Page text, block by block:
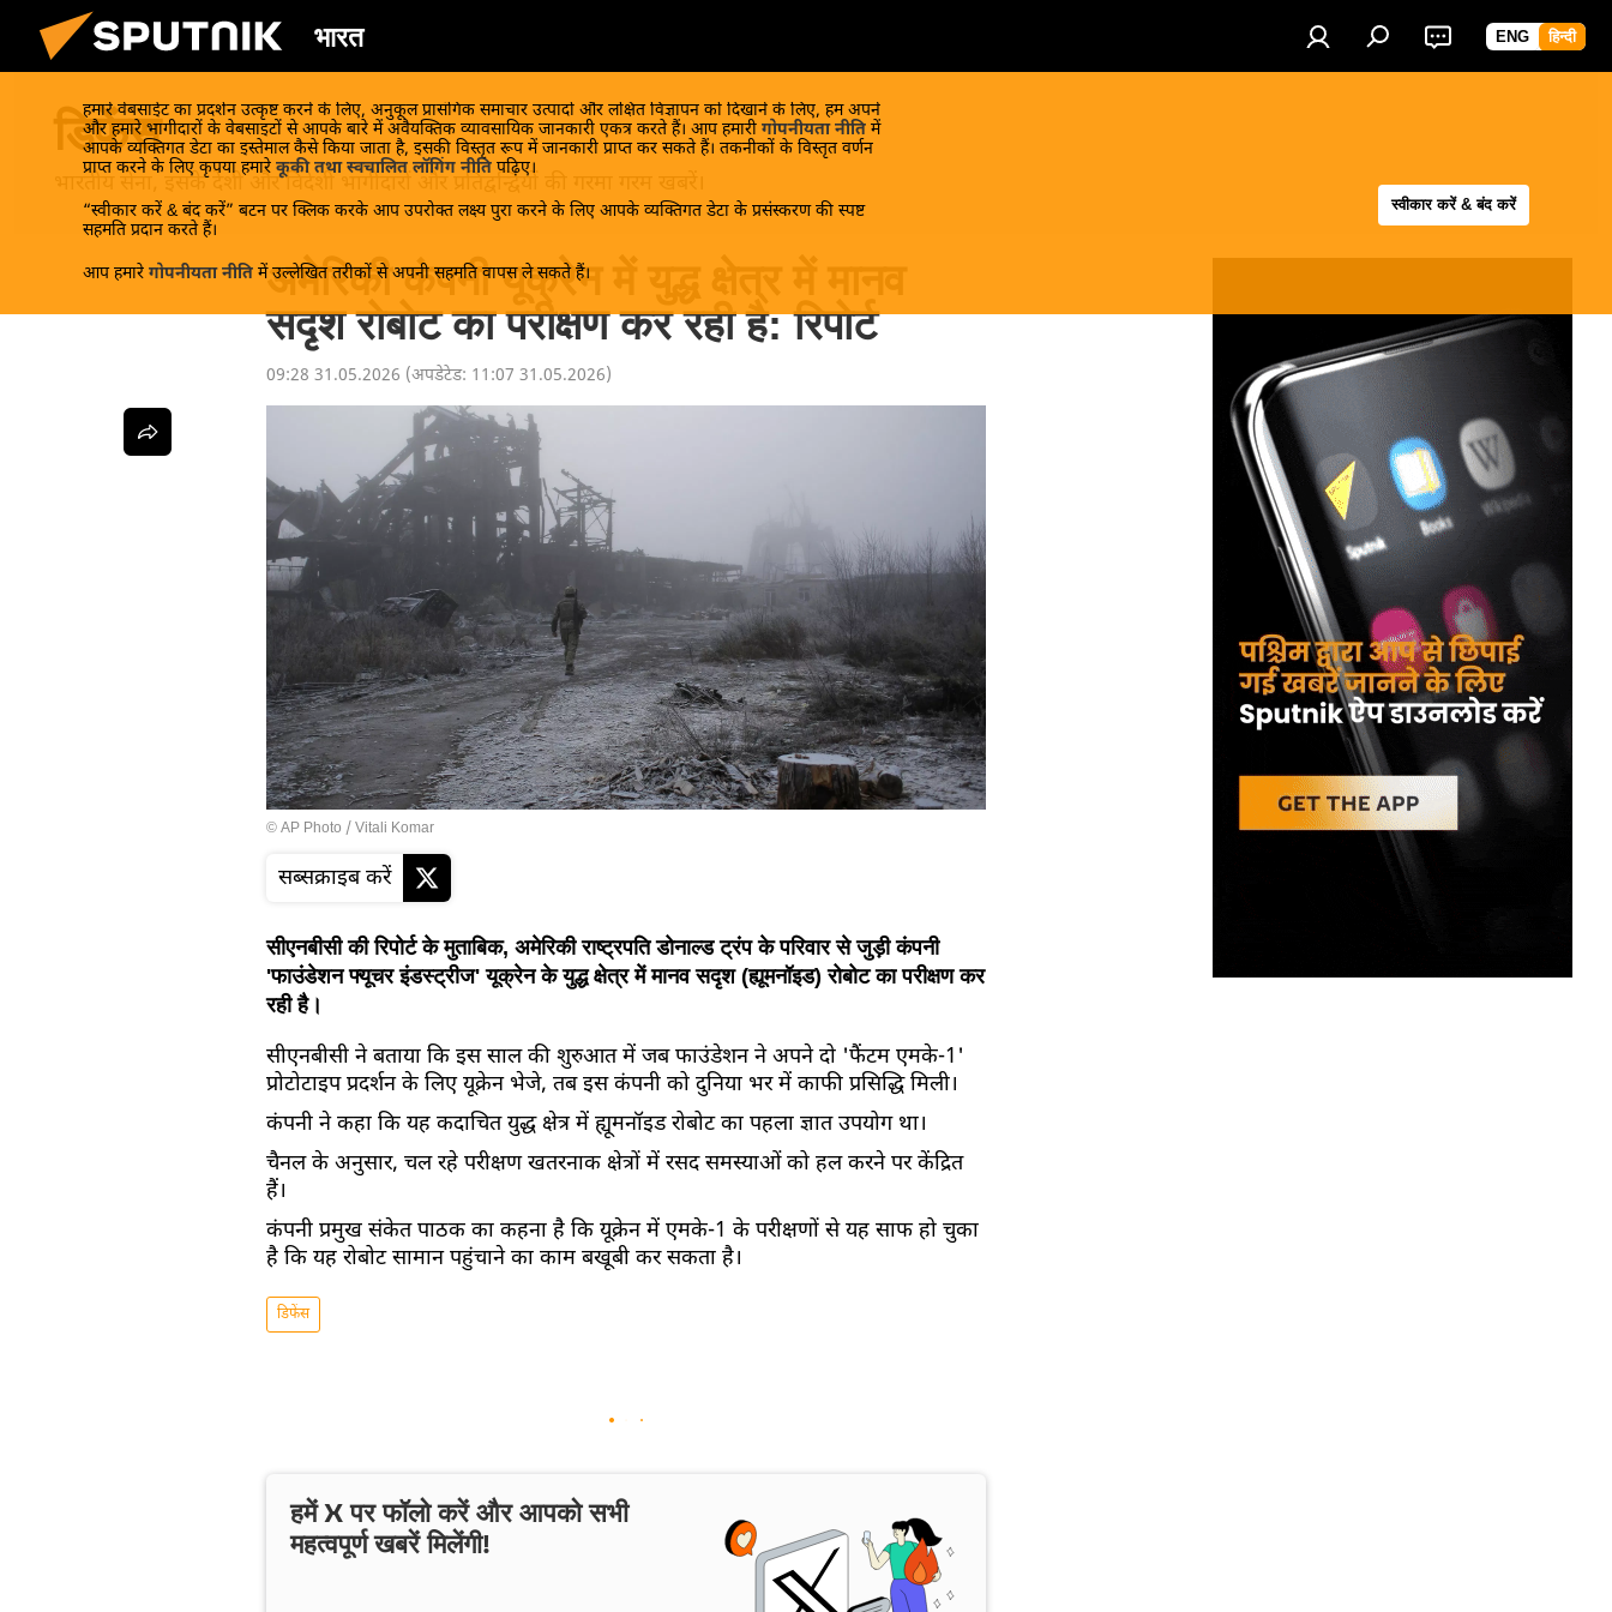
भारत ENG हिन्दी
हमारे वेबसाईट का प्रदर्शन उत्कृष्ट करने के लिए, अनुकूल प्रासंगिक समाचार उत्पादों और लक्षित विज्ञापन को दिखाने के लिए, हम अपने
और हमारे भागीदारों के वेबसाइटों से आपके बारे में अवैयक्तिक व्यावसायिक जानकारी एकत्र करते हैं। आप हमारी गोपनीयता नीति में
आपके व्यक्तिगत डेटा का इस्तेमाल कैसे किया जाता है, इसकी विस्तृत रूप में जानकारी प्राप्त कर सकते हैं। तकनीकों के विस्तृत वर्णन
प्राप्त करने के लिए कृपया हमारे कूकी तथा स्वचालित लॉगिंग नीति पढ़िए।
“स्वीकार करें & बंद करें” बटन पर क्लिक करके आप उपरोक्त लक्ष्य पुरा करने के लिए आपके व्यक्तिगत डेटा के प्रसंस्करण की स्पष्ट
सहमति प्रदान करते हैं।
आप हमारे गोपनीयता नीति में उल्लेखित तरीकों से अपनी सहमति वापस ले सकते हैं।
स्वीकार करें & बंद करें
डिफेंस
भारतीय सेना, इसके देशी और विदेशी भागीदारों और प्रतिद्वन्द्वियों की गरमा गरम खबरें।
अमेरिकी कंपनी यूक्रेन में युद्ध क्षेत्र में मानव
सदृश रोबोट का परीक्षण कर रही है: रिपोर्ट
09:28 31.05.2026 (अपडेटेड: 11:07 31.05.2026)
© AP Photo / Vitali Komar
सब्सक्राइब करें
सीएनबीसी की रिपोर्ट के मुताबिक, अमेरिकी राष्ट्रपति डोनाल्ड ट्रंप के परिवार से जुड़ी कंपनी
'फाउंडेशन फ्यूचर इंडस्ट्रीज' यूक्रेन के युद्ध क्षेत्र में मानव सदृश (ह्यूमनॉइड) रोबोट का परीक्षण कर
रही है।
सीएनबीसी ने बताया कि इस साल की शुरुआत में जब फाउंडेशन ने अपने दो 'फैंटम एमके-1'
प्रोटोटाइप प्रदर्शन के लिए यूक्रेन भेजे, तब इस कंपनी को दुनिया भर में काफी प्रसिद्धि मिली।
कंपनी ने कहा कि यह कदाचित युद्ध क्षेत्र में ह्यूमनॉइड रोबोट का पहला ज्ञात उपयोग था।
चैनल के अनुसार, चल रहे परीक्षण खतरनाक क्षेत्रों में रसद समस्याओं को हल करने पर केंद्रित
हैं।
कंपनी प्रमुख संकेत पाठक का कहना है कि यूक्रेन में एमके-1 के परीक्षणों से यह साफ हो चुका
है कि यह रोबोट सामान पहुंचाने का काम बखूबी कर सकता है।
डिफेंस
हमें X पर फॉलो करें और आपको सभी
महत्वपूर्ण खबरें मिलेंगी!